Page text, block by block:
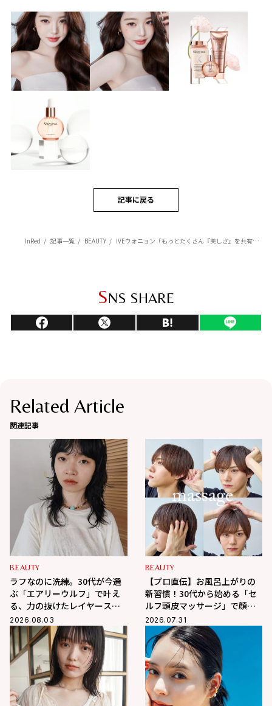
記事に戻る
InRed 記事一覧 BEAUTY IVEウォニョン「もっとたくさん『美しさ』を共有できるのが楽しみで仕方がありません」【ケラスターゼ】日本ローカルアンバサダーに就任！
SNS SHARE
Related Article
関連記事
BEAUTY
ラフなのに洗練。30代が今選
ぶ「エアリーウルフ」で叶え
る、力の抜けたレイヤースタ
イル
2026.08.03
BEAUTY
【プロ直伝】お風呂上がりの
新習慣！30代から始める「セ
ルフ頭皮マッサージ」で顔ま
わりスッキリ、たるみ・抜け
毛を徹底ケア
2026.07.31